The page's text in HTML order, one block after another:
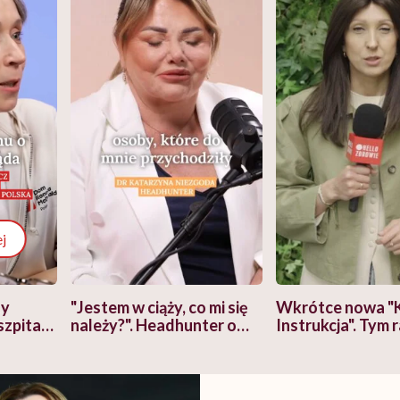
"Jestem w ciąży, co mi się
należy?". Headhunter o
pracy
Wkrótce nowa
Instrukcja". Tym